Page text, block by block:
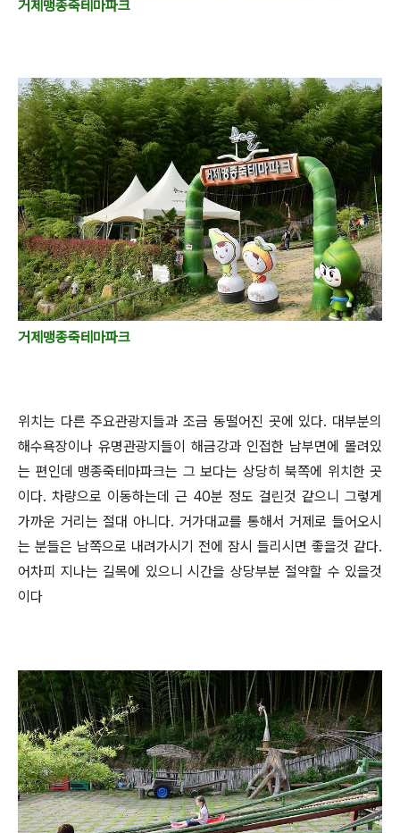
거제맹종죽테마파크
거제맹종죽테마파크
위치는 다른 주요관광지들과 조금 동떨어진 곳에 있다. 대부분의
해수욕장이나 유명관광지들이 해금강과 인접한 남부면에 몰려있
는 편인데 맹종죽테마파크는 그 보다는 상당히 북쪽에 위치한 곳
이다. 차량으로 이동하는데 근 40분 정도 걸린것 같으니 그렇게
가까운 거리는 절대 아니다. 거가대교를 통해서 거제로 들어오시
는 분들은 남쪽으로 내려가시기 전에 잠시 들리시면 좋을것 같다.
어차피 지나는 길목에 있으니 시간을 상당부분 절약할 수 있을것
이다